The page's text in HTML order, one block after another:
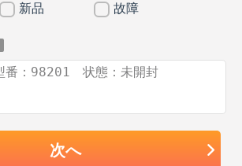
新品 故障
次へ